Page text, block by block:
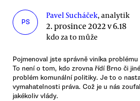
PS
Pavel Sucháček, analytik
2. prosince 2022 v 6.18
kdo za to může
Pojmenoval jste správně viníka
To není o tom, kdo zrovna řídí Brno či
problém komunální politiky. Je to o
vymahatelnosti práva. Což je u nás
jakékoliv vlády.